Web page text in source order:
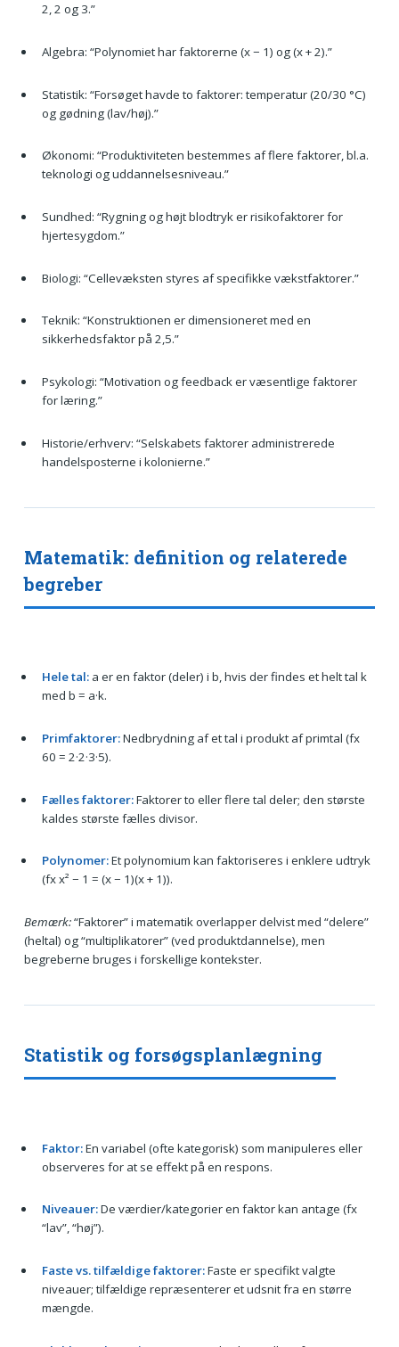
2, 2 og 3.”
Algebra: “Polynomiet har faktorerne (x − 1) og (x + 2).”
Statistik: “Forsøget havde to faktorer: temperatur (20/30 °C)
og gødning (lav/høj).”
Økonomi: “Produktiviteten bestemmes af flere faktorer, bl.a.
teknologi og uddannelsesniveau.”
Sundhed: “Rygning og højt blodtryk er risikofaktorer for
hjertesygdom.”
Biologi: “Cellevæksten styres af specifikke vækstfaktorer.”
Teknik: “Konstruktionen er dimensioneret med en
sikkerhedsfaktor på 2,5.”
Psykologi: “Motivation og feedback er væsentlige faktorer
for læring.”
Historie/erhverv: “Selskabets faktorer administrerede
handelsposterne i kolonierne.”
Matematik: definition og relaterede
begreber
Hele tal:a er en faktor (deler) i b, hvis der findes et helt tal k
med b = a·k.
Primfaktorer:Nedbrydning af et tal i produkt af primtal (fx
60 = 2·2·3·5).
Fælles faktorer:Faktorer to eller flere tal deler; den største
kaldes største fælles divisor.
Polynomer:Et polynomium kan faktoriseres i enklere udtryk
(fx x² − 1 = (x − 1)(x + 1)).
Bemærk:“Faktorer” i matematik overlapper delvist med “delere”
(heltal) og “multiplikatorer” (ved produktdannelse), men
begreberne bruges i forskellige kontekster.
Statistik og forsøgsplanlægning
Faktor:En variabel (ofte kategorisk) som manipuleres eller
observeres for at se effekt på en respons.
Niveauer:De værdier/kategorier en faktor kan antage (fx
“lav”, “høj”).
Faste vs. tilfældige faktorer:Faste er specifikt valgte
niveauer; tilfældige repræsenterer et udsnit fra en større
mængde.